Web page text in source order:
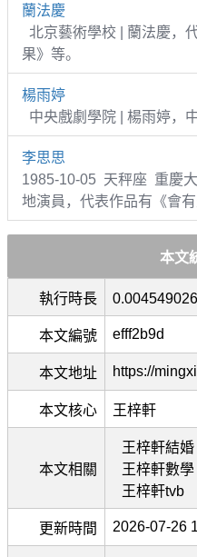
蘭法慶
北京藝術學校 | 蘭法慶，
果》等。
楊雨婷
中央戲劇學院 | 楊雨婷，
李思思
1985-10-05 天秤座 重慶
地演員，代表作品有《會
本文
執行時長
本文編號 efff2b9d
本文地址 https://
本文核心 王梓軒
本文相關
王梓軒結婚
王梓軒數學
王梓軒tvb
更新時間 2026-07-26